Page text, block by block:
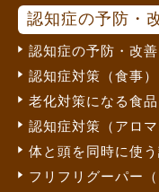
認知症の予防・
認知症の予防・改善
認知症対策（食事）
老化対策になる食
認知症対策（アロマ
体と頭を同時に使
フリフリグーパー